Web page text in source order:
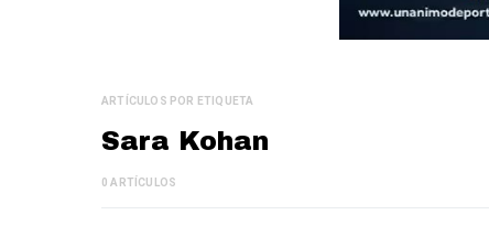
ARTÍCULOS POR ETIQUETA
Sara Kohan
0 ARTÍCULOS